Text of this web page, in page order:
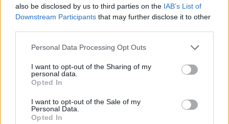
also be disclosed by us to third parties on the IAB’s List of
Downstream Participants that may further disclose it to other
Please note that this website/app uses one or more Google
not limited to your visit or usage behaviour. You may click to
grant or deny consent to Google and its third-party tags to
use your data for below specified purposes in below Google
consent section.
Personal Data Processing Opt Outs
I want to opt-out of the Sharing of my
personal data.
Opted In
I want to opt-out of the Sale of my
Personal Data.
Opted In
Wersja RWD wyposażona jest w mniejszy
akumulator 78,2 kWh i oferuje 313 KM, zaś AWD
Ceny są oczywiście odpowiednio wyższe, ale wciąż
wypadają lepiej od wielu europejskich aut. Bazowa
wersja kosztuje niecałe 58 000 euro, zaś topowa 72
000 euro.